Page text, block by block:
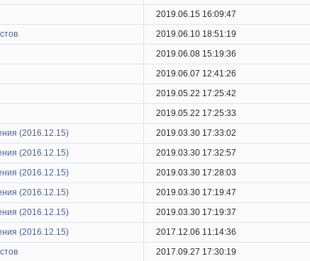
2019.06.15 16:09:47
2019.06.10 18:51:19
2019.06.08 15:19:36
2019.06.07 12:41:26
2019.05.22 17:25:42
2019.05.22 17:25:33
(2016.12.15)
2019.03.30 17:33:02
(2016.12.15)
2019.03.30 17:32:57
(2016.12.15)
2019.03.30 17:28:03
(2016.12.15)
2019.03.30 17:19:47
(2016.12.15)
2019.03.30 17:19:37
(2016.12.15)
2017.12.06 11:14:36
2017.09.27 17:30:19